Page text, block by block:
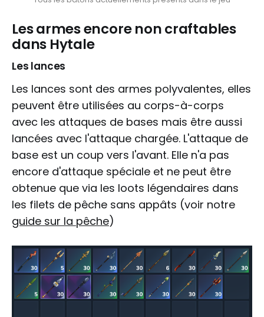
Les armes encore non craftables
dans Hytale
Les lances
Les lances sont des armes polyvalentes, elles
peuvent être utilisées au corps-à-corps
avec les attaques de bases mais être aussi
lancées avec l'attaque chargée. L'attaque de
base est un coup vers l'avant. Elle n'a pas
encore d'attaque spéciale et ne peut être
obtenue que via les loots légendaires dans
les filets de pêche sans appâts (voir notre
guide sur la pêche)